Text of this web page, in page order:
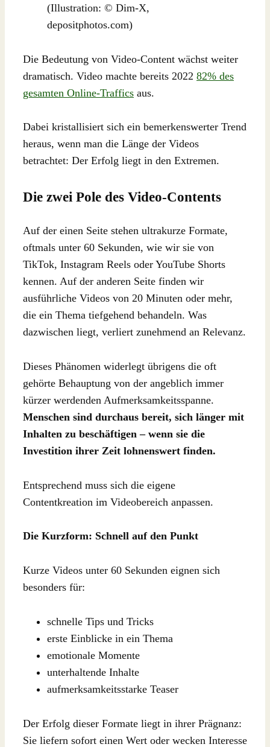
(Illustration: © Dim-X,
depositphotos.com)
Die Bedeutung von Video-Content wächst weiter
dramatisch. Video machte bereits 2022 82% des
gesamten Online-Traffics aus.
Dabei kristallisiert sich ein bemerkenswerter Trend
heraus, wenn man die Länge der Videos
betrachtet: Der Erfolg liegt in den Extremen.
Die zwei Pole des Video-Contents
Auf der einen Seite stehen ultrakurze Formate,
oftmals unter 60 Sekunden, wie wir sie von
TikTok, Instagram Reels oder YouTube Shorts
kennen. Auf der anderen Seite finden wir
ausführliche Videos von 20 Minuten oder mehr,
die ein Thema tiefgehend behandeln. Was
dazwischen liegt, verliert zunehmend an Relevanz.
Dieses Phänomen widerlegt übrigens die oft
gehörte Behauptung von der angeblich immer
kürzer werdenden Aufmerksamkeitsspanne.
Menschen sind durchaus bereit, sich länger mit
Inhalten zu beschäftigen – wenn sie die
Investition ihrer Zeit lohnenswert finden.
Entsprechend muss sich die eigene
Contentkreation im Videobereich anpassen.
Die Kurzform: Schnell auf den Punkt
Kurze Videos unter 60 Sekunden eignen sich
besonders für:
schnelle Tips und Tricks
erste Einblicke in ein Thema
emotionale Momente
unterhaltende Inhalte
aufmerksamkeitsstarke Teaser
Der Erfolg dieser Formate liegt in ihrer Prägnanz:
Sie liefern sofort einen Wert oder wecken Interesse